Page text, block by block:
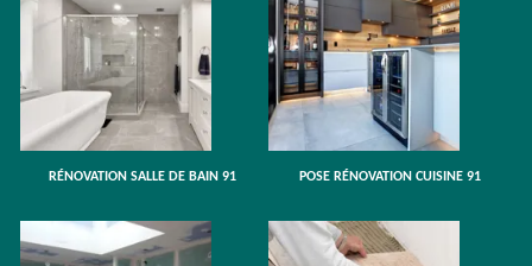
RÉNOVATION SALLE DE BAIN 91 POSE RÉNOVATION CUISINE 91